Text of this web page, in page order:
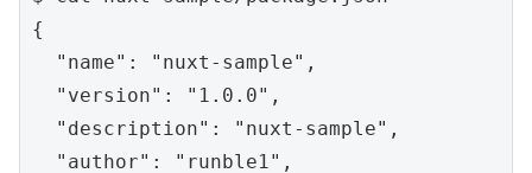
{
  "name": "nuxt-sample",
  "version": "1.0.0",
  "description": "nuxt-sample",
  "author": "runble1",